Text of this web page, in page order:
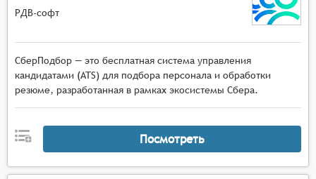
РДВ-софт
СберПодбор — это бесплатная система управления
кандидатами (ATS) для подбора персонала и обработки
резюме, разработанная в рамках экосистемы Сбера.
Посмотреть